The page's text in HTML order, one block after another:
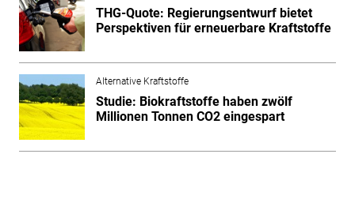
THG-Quote: Regierungsentwurf bietet
Perspektiven für erneuerbare Kraftstoffe
Alternative Kraftstoffe
Studie: Biokraftstoffe haben zwölf
Millionen Tonnen CO2 eingespart